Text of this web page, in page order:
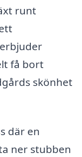
runt
få bort
skönhet
där en
ner stubben